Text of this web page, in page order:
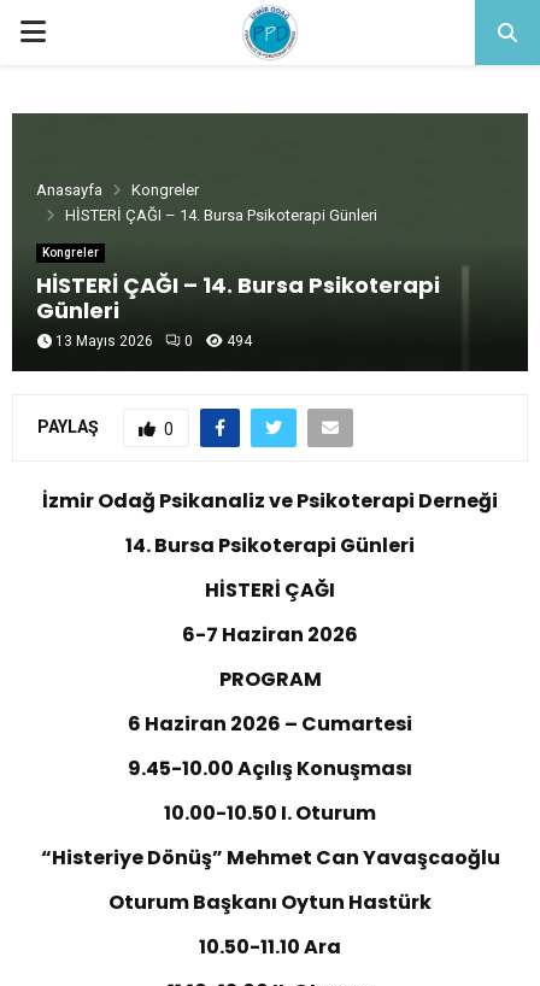
PRIMARY
Anasayfa
Kongreler
HİSTERİ ÇAĞI – 14. Bursa Psikoterapi Günleri
Kongreler
HİSTERİ ÇAĞI – 14. Bursa Psikoterapi
Günleri
13 Mayıs 2026 0 494
PAYLAŞ 0
İzmir Odağ Psikanaliz ve Psikoterapi Derneği
14. Bursa Psikoterapi Günleri
HİSTERİ ÇAĞI
6-7 Haziran 2026
PROGRAM
6 Haziran 2026 – Cumartesi
9.45-10.00 Açılış Konuşması
10.00-10.50 I. Oturum
“Histeriye Dönüş” Mehmet Can Yavaşcaoğlu
Oturum Başkanı Oytun Hastürk
10.50-11.10 Ara